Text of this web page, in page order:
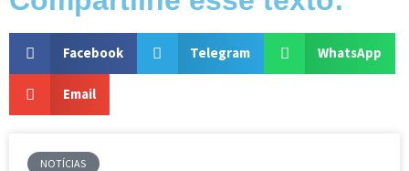
Facebook Telegram WhatsApp
Email
NOTÍCIAS